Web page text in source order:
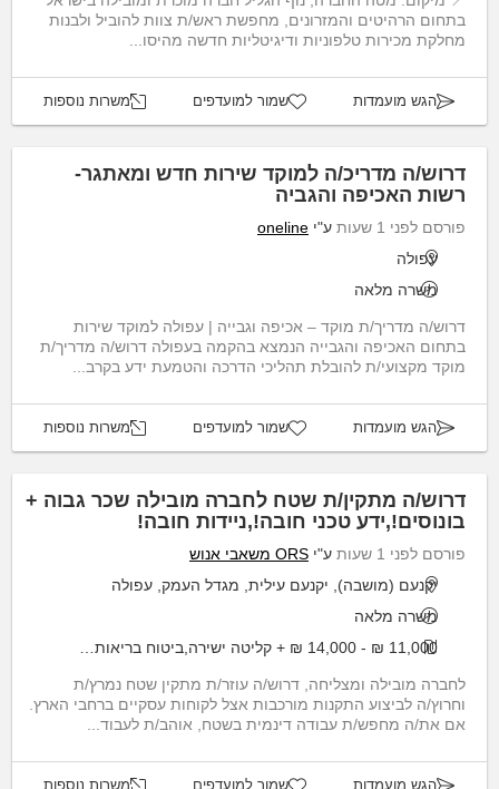
בתחום הרהיטים והמזרונים, מחפשת ראש/ת צוות להוביל ולבנות
מחלקת מכירות טלפוניות ודיגיטליות חדשה מהיסו...
הגש מועמדות שמור למועדפים משרות נוספות
דרוש/ה מדריכ/ה למוקד שירות חדש ומאתגר-
רשות האכיפה והגביה
פורסם לפני 1 שעות ע"י oneline
עפולה
משרה מלאה
דרוש/ה מדריך/ת מוקד – אכיפה וגבייה | עפולה למוקד שירות
בתחום האכיפה והגבייה הנמצא בהקמה בעפולה דרוש/ה מדריך/ת
מוקד מקצועי/ת להובלת תהליכי הדרכה והטמעת ידע בקרב...
הגש מועמדות שמור למועדפים משרות נוספות
דרוש/ה מתקין/ת שטח לחברה מובילה שכר גבוה +
בונוסים!,ידע טכני חובה!,ניידות חובה!
פורסם לפני 1 שעות ע"י ORS משאבי אנוש
יקנעם (מושבה), יקנעם עילית, מגדל העמק, עפולה
משרה מלאה
11,000 ₪ - 14,000 ₪ + קליטה ישירה,ביטוח בריאות,נופשי חברה,ועוד..
לחברה מובילה ומצליחה, דרוש/ה עוזר/ת מתקין שטח נמרץ/ת
וחרוץ/ה לביצוע התקנות מורכבות אצל לקוחות עסקיים ברחבי הארץ.
אם את/ה מחפש/ת עבודה דינמית בשטח, אוהב/ת לעבוד...
הגש מועמדות שמור למועדפים משרות נוספות